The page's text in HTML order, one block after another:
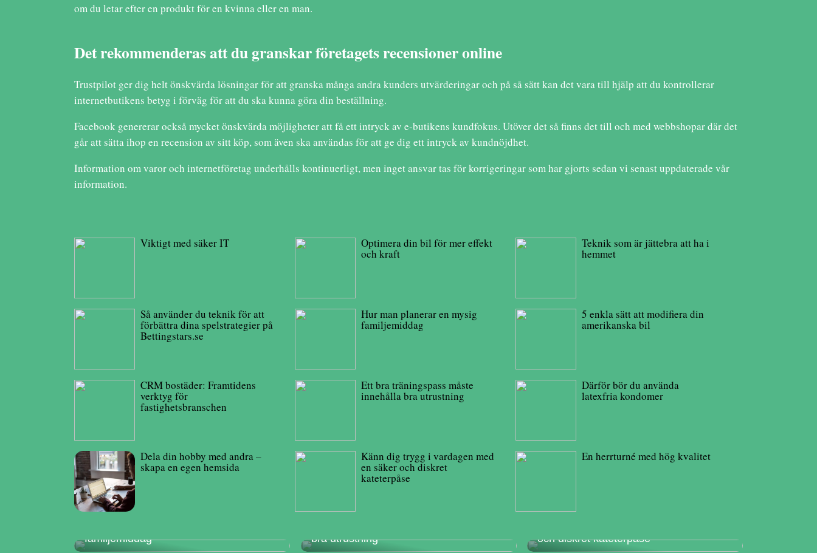
om du letar efter en produkt för en kvinna eller en man.
Det rekommenderas att du granskar företagets recensioner online
Trustpilot ger dig helt önskvärda lösningar för att granska många andra kunders utvärderingar och på så sätt kan det vara till hjälp att du kontrollerar
internetbutikens betyg i förväg för att du ska kunna göra din beställning.
Facebook genererar också mycket önskvärda möjligheter att få ett intryck av e-butikens kundfokus. Utöver det så finns det till och med webbshopar där det
går att sätta ihop en recension av sitt köp, som även ska användas för att ge dig ett intryck av kundnöjdhet.
Information om varor och internetföretag underhålls kontinuerligt, men inget ansvar tas för korrigeringar som har gjorts sedan vi senast uppdaterade vår
information.
Viktigt med säker IT
Så använder du teknik för att
förbättra dina spelstrategier på
Bettingstars.se
CRM bostäder: Framtidens
verktyg för
fastighetsbranschen
Dela din hobby med andra –
skapa en egen hemsida
Optimera din bil för mer effekt
och kraft
Hur man planerar en mysig
familjemiddag
Ett bra träningspass måste
innehålla bra utrustning
Känn dig trygg i vardagen med
en säker och diskret
kateterpåse
Teknik som är jättebra att ha i
hemmet
5 enkla sätt att modifiera din
amerikanska bil
Därför bör du använda
latexfria kondomer
En herrturné med hög kvalitet
familjemiddag
bra utrustning
och diskret kateterpåse